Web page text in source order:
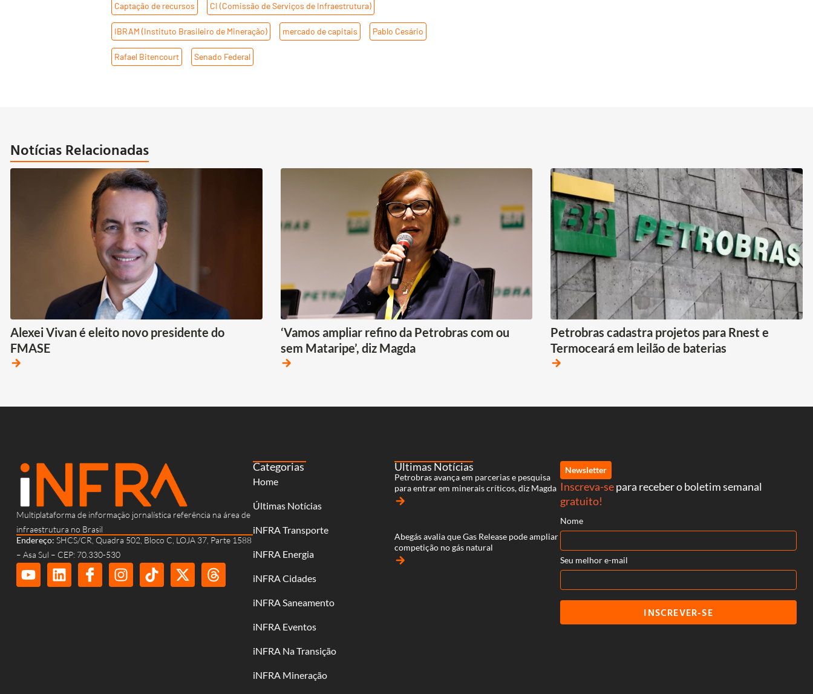
Captação de recursos CI (Comissão de Serviços de Infraestrutura)
IBRAM (Instituto Brasileiro de Mineração) mercado de capitais Pablo Cesário
Rafael Bitencourt Senado Federal
Notícias Relacionadas
Alexei Vivan é eleito novo presidente do
FMASE
arrow_forward
‘Vamos ampliar refino da Petrobras com ou
sem Mataripe’, diz Magda
arrow_forward
Petrobras cadastra projetos para Rnest e
Termoceará em leilão de baterias
arrow_forward
Multiplataforma de informação jornalística referência na área de
infraestrutura no Brasil
Endereço: SHCS/CR, Quadra 502, Bloco C, LOJA 37, Parte 1588
– Asa Sul – CEP: 70.330-530
Categorias
Home
Últimas Notícias
iNFRA Transporte
iNFRA Energia
iNFRA Cidades
iNFRA Saneamento
iNFRA Eventos
iNFRA Na Transição
iNFRA Mineração
Últimas Notícias
Petrobras avança em parcerias e pesquisa
para entrar em minerais críticos, diz Magda
arrow_forward
Abegás avalia que Gas Release pode ampliar
competição no gás natural
arrow_forward
Newsletter
Inscreva-separa receber o boletim semanal
gratuito!
Nome
Seu melhor e-mail
INSCREVER-SE